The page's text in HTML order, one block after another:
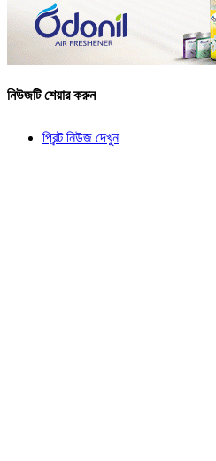
নিউজটি শেয়ার করুন
প্রিন্ট নিউজ দেখুন